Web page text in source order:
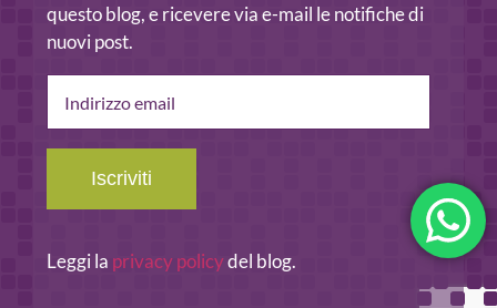
questo blog, e ricevere via e-mail le notifiche di
nuovi post.
email
Iscriviti
Leggi la privacy policydel blog.